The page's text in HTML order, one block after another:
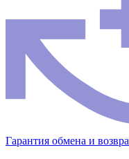
Гарантия обмена и